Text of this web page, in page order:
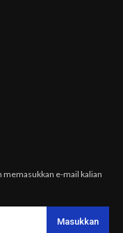
memasukkan e-mail kalian